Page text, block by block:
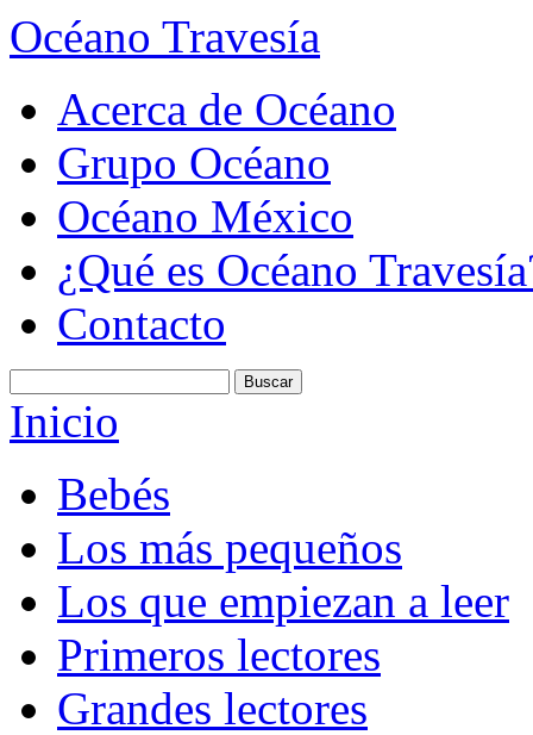
Océano Travesía
Acerca de Océano
Grupo Océano
Océano México
¿Qué es Océano
Contacto
Inicio
Bebés
Los más pequeños
Los que empiezan a leer
Primeros lectores
Grandes lectores